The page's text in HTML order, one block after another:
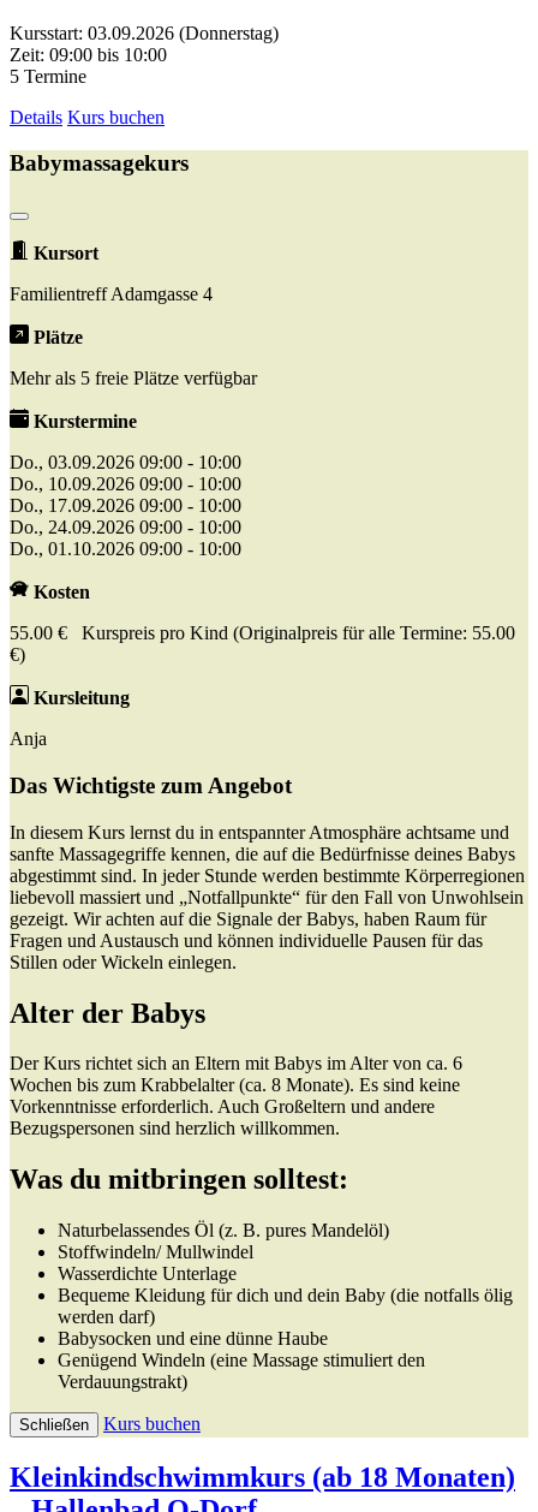
Kursstart: 03.09.2026 (Donnerstag)
Zeit: 09:00 bis 10:00
5 Termine
Details Kurs buchen
Babymassagekurs
Kursort
Familientreff Adamgasse 4
Plätze
Mehr als 5 freie Plätze verfügbar
Kurstermine
Do., 03.09.2026 09:00 - 10:00
Do., 10.09.2026 09:00 - 10:00
Do., 17.09.2026 09:00 - 10:00
Do., 24.09.2026 09:00 - 10:00
Do., 01.10.2026 09:00 - 10:00
Kosten
55.00 € Kurspreis pro Kind (Originalpreis für alle Termine: 55.00
€)
Kursleitung
Anja
Das Wichtigste zum Angebot
In diesem Kurs lernst du in entspannter Atmosphäre achtsame und
sanfte Massagegriffe kennen, die auf die Bedürfnisse deines Babys
abgestimmt sind. In jeder Stunde werden bestimmte Körperregionen
liebevoll massiert und „Notfallpunkte“ für den Fall von Unwohlsein
gezeigt. Wir achten auf die Signale der Babys, haben Raum für
Fragen und Austausch und können individuelle Pausen für das
Stillen oder Wickeln einlegen.
Alter der Babys
Der Kurs richtet sich an Eltern mit Babys im Alter von ca. 6
Wochen bis zum Krabbelalter (ca. 8 Monate). Es sind keine
Vorkenntnisse erforderlich. Auch Großeltern und andere
Bezugspersonen sind herzlich willkommen.
Was du mitbringen solltest:
Naturbelassendes Öl (z. B. pures Mandelöl)
Stoffwindeln/ Mullwindel
Wasserdichte Unterlage
Bequeme Kleidung für dich und dein Baby (die notfalls ölig
werden darf)
Babysocken und eine dünne Haube
Genügend Windeln (eine Massage stimuliert den
Verdauungstrakt)
Schließen Kurs buchen
Kleinkindschwimmkurs (ab 18 Monaten)